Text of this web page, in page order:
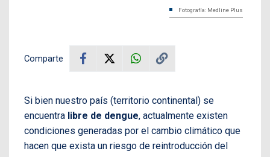
Fotografía: Medline Plus
Comparte
Si bien nuestro país (territorio continental) se
encuentra libre de dengue, actualmente existen
condiciones generadas por el cambio climático que
hacen que exista un riesgo de reintroducción del